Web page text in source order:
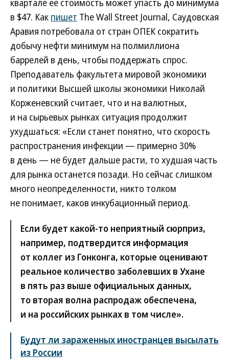
квартале ее стоимость может упасть до минимума
в $47. Как пишет The Wall Street Journal, Саудовская
Аравия потребовала от стран ОПЕК сократить
добычу нефти минимум на полмиллиона
баррелей в день, чтобы поддержать спрос.
Преподаватель факультета мировой экономики
и политики Высшей школы экономики Николай
Корженевский считает, что и на валютных,
и на сырьевых рынках ситуация продолжит
ухудшаться: «Если станет понятно, что скорость
распространения инфекции — примерно 30%
в день — не будет дальше расти, то худшая часть
для рынка останется позади. Но сейчас слишком
много неопределенности, никто толком
не понимает, каков инкубационный период.
Если будет какой-то неприятный сюрприз,
например, подтвердится информация
от коллег из Гонконга, которые оценивают
реальное количество заболевших в Ухане
в пять раз выше официальных данных,
то вторая волна распродаж обеспечена,
и на российских рынках в том числе».
Будут ли зараженных иностранцев высылать
из России